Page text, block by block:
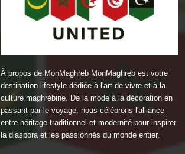
À propos de MonMaghreb MonMaghreb est votre
destination lifestyle dédiée à l'art de vivre et à la
culture maghrébine. De la mode à la décoration en
passant par le voyage, nous célébrons l'alliance
entre héritage traditionnel et modernité pour inspirer
la diaspora et les passionnés du monde entier.